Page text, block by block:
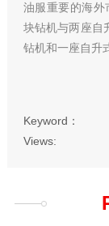
油服重要的海外
块钻机与两座自
钻机和一座自升
Keyword：
Views: